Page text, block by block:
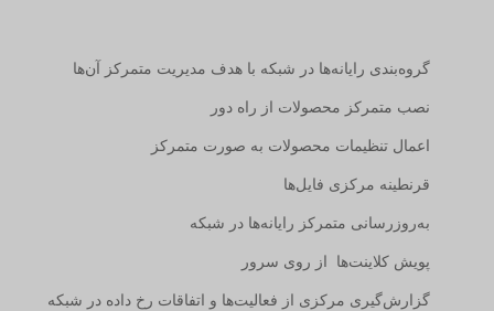
گروه‌بندی رایانه‌ها در شبکه با هدف مدیریت متمرکز آن‌ها
نصب متمرکز محصولات از راه دور
اعمال تنظیمات محصولات به صورت متمرکز
قرنطینه مرکزی فایل‌ها
به‌روزرسانی متمرکز رایانه‌ها در شبکه
پویش کلاینت‌ها از روی سرور
گزارش‌گیری مرکزی از فعالیت‌ها و اتفاقات رخ داده در شبکه